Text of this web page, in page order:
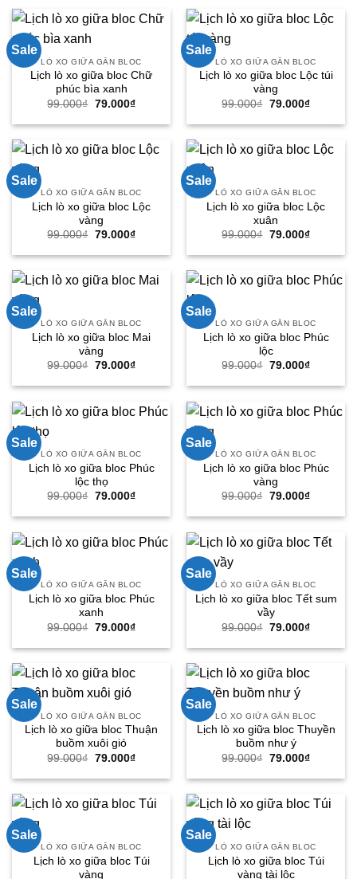
79.000₫.
Sale
LÒ XO GIỮA GẮN BLOC
Lịch lò xo giữa bloc Chữ
phúc bìa xanh
99.000₫ Giá
là:
79.000₫Giá
tại
79.000₫.
Sale
LÒ XO GIỮA GẮN BLOC
Lịch lò xo giữa bloc Lộc túi
vàng
99.000₫ Giá
là:
79.000₫Giá
tại
79.000₫.
Sale
LÒ XO GIỮA GẮN BLOC
Lịch lò xo giữa bloc Lộc
vàng
99.000₫ Giá
là:
79.000₫Giá
tại
79.000₫.
Sale
LÒ XO GIỮA GẮN BLOC
Lịch lò xo giữa bloc Lộc
xuân
99.000₫ Giá
là:
79.000₫Giá
tại
79.000₫.
Sale
LÒ XO GIỮA GẮN BLOC
Lịch lò xo giữa bloc Mai
vàng
99.000₫ Giá
là:
79.000₫Giá
tại
79.000₫.
Sale
LÒ XO GIỮA GẮN BLOC
Lịch lò xo giữa bloc Phúc
lộc
99.000₫ Giá
là:
79.000₫Giá
tại
79.000₫.
Sale
LÒ XO GIỮA GẮN BLOC
Lịch lò xo giữa bloc Phúc
lộc thọ
99.000₫ Giá
là:
79.000₫Giá
tại
79.000₫.
Sale
LÒ XO GIỮA GẮN BLOC
Lịch lò xo giữa bloc Phúc
vàng
99.000₫ Giá
là:
79.000₫Giá
tại
79.000₫.
Sale
LÒ XO GIỮA GẮN BLOC
Lịch lò xo giữa bloc Phúc
xanh
99.000₫ Giá
là:
79.000₫Giá
tại
79.000₫.
Sale
LÒ XO GIỮA GẮN BLOC
Lịch lò xo giữa bloc Tết sum
vầy
99.000₫ Giá
là:
79.000₫Giá
tại
79.000₫.
Sale
LÒ XO GIỮA GẮN BLOC
Lịch lò xo giữa bloc Thuận
buồm xuôi gió
99.000₫ Giá
là:
79.000₫Giá
tại
79.000₫.
Sale
LÒ XO GIỮA GẮN BLOC
Lịch lò xo giữa bloc Thuyền
buồm như ý
99.000₫ Giá
là:
79.000₫Giá
tại
79.000₫.
Sale
LÒ XO GIỮA GẮN BLOC
Lịch lò xo giữa bloc Túi
vàng
Sale
LÒ XO GIỮA GẮN BLOC
Lịch lò xo giữa bloc Túi
vàng tài lộc